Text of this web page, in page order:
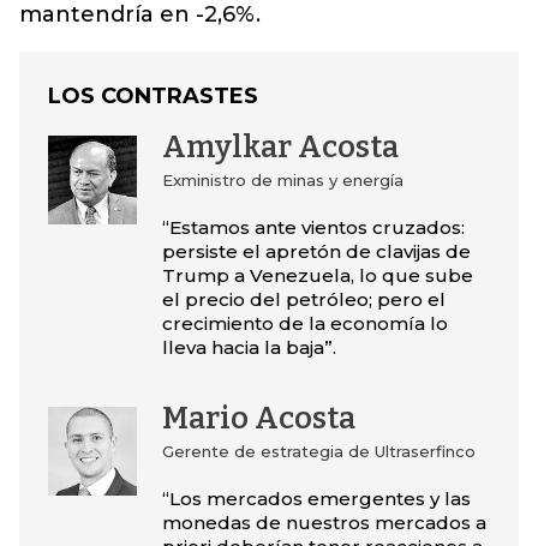
mantendría en -2,6%.
LOS CONTRASTES
Amylkar Acosta
Exministro de minas y energía
“Estamos ante vientos cruzados:
persiste el apretón de clavijas de
Trump a Venezuela, lo que sube
el precio del petróleo; pero el
crecimiento de la economía lo
lleva hacia la baja”.
Mario Acosta
Gerente de estrategia de Ultraserfinco
“Los mercados emergentes y las
monedas de nuestros mercados a